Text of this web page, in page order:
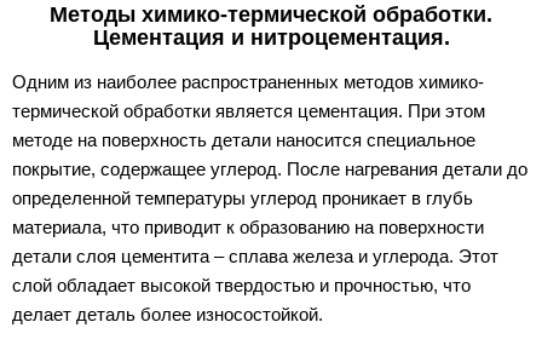
Методы химико-термической обработки.
Цементация и нитроцементация.
Одним из наиболее распространенных методов химико-
термической обработки является цементация. При этом
методе на поверхность детали наносится специальное
покрытие, содержащее углерод. После нагревания детали до
определенной температуры углерод проникает в глубь
материала, что приводит к образованию на поверхности
детали слоя цементита – сплава железа и углерода. Этот
слой обладает высокой твердостью и прочностью, что
делает деталь более износостойкой.